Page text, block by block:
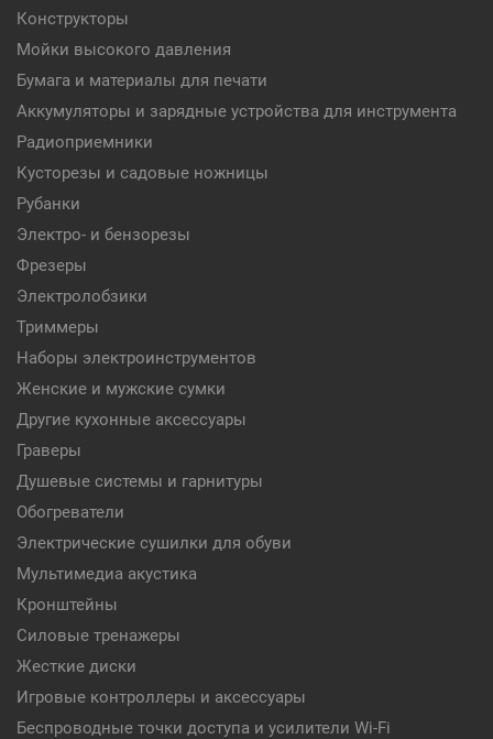
Конструкторы
Мойки высокого давления
Бумага и материалы для печати
Аккумуляторы и зарядные устройства для инструмента
Радиоприемники
Кусторезы и садовые ножницы
Рубанки
Электро- и бензорезы
Фрезеры
Электролобзики
Триммеры
Наборы электроинструментов
Женские и мужские сумки
Другие кухонные аксессуары
Граверы
Душевые системы и гарнитуры
Обогреватели
Электрические сушилки для обуви
Мультимедиа акустика
Кронштейны
Силовые тренажеры
Жесткие диски
Игровые контроллеры и аксессуары
Беспроводные точки доступа и усилители Wi-Fi